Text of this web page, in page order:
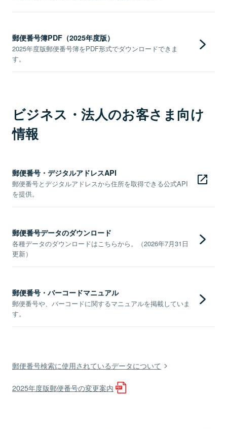
郵便番号簿PDF（2025年度版）
2025年度版郵便番号簿をPDF形式でダウンロードできま
す。
ビジネス・法人のお客さま向け
情報
郵便番号・デジタルアドレスAPI
郵便番号とデジタルアドレスから住所を取得できる公式API
を提供。
郵便番号データのダウンロード
各種データのダウンロードはこちらから。（2026年7月31日
更新）
郵便番号・バーコードマニュアル
郵便番号や、バーコードに関するマニュアルを掲載していま
す。
郵便番号検索に使用されているデータについて
2025年度版郵便番号の変更案内